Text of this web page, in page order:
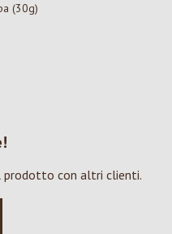
(30g)
prodotto con altri clienti.